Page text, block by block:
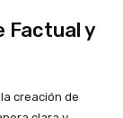
Factual y
creación de